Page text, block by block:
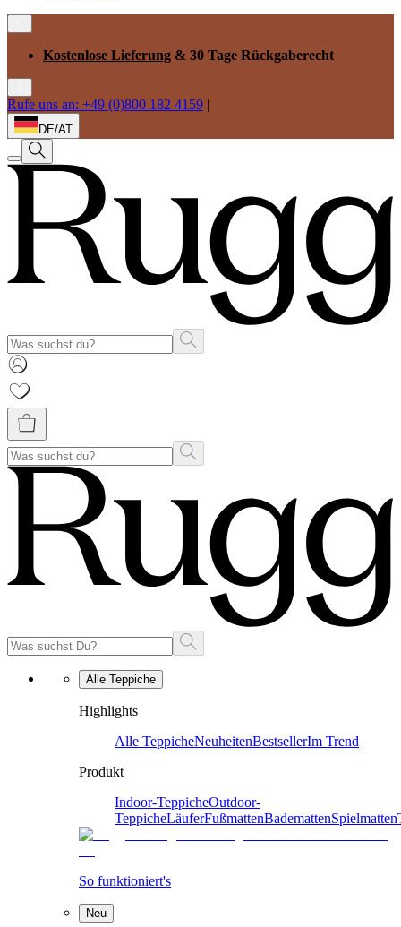
Kostenlose Lieferung & 30 Tage Rückgaberecht
Rufe uns an: +49 (0)800 182 4159 |
DE/AT
Alle Teppiche
Highlights
Alle TeppicheNeuheitenBestsellerIm Trend
Produkt
Indoor-TeppicheOutdoor-
TeppicheLäuferFußmattenBademattenSpielmatten
So funktioniert's
Neu